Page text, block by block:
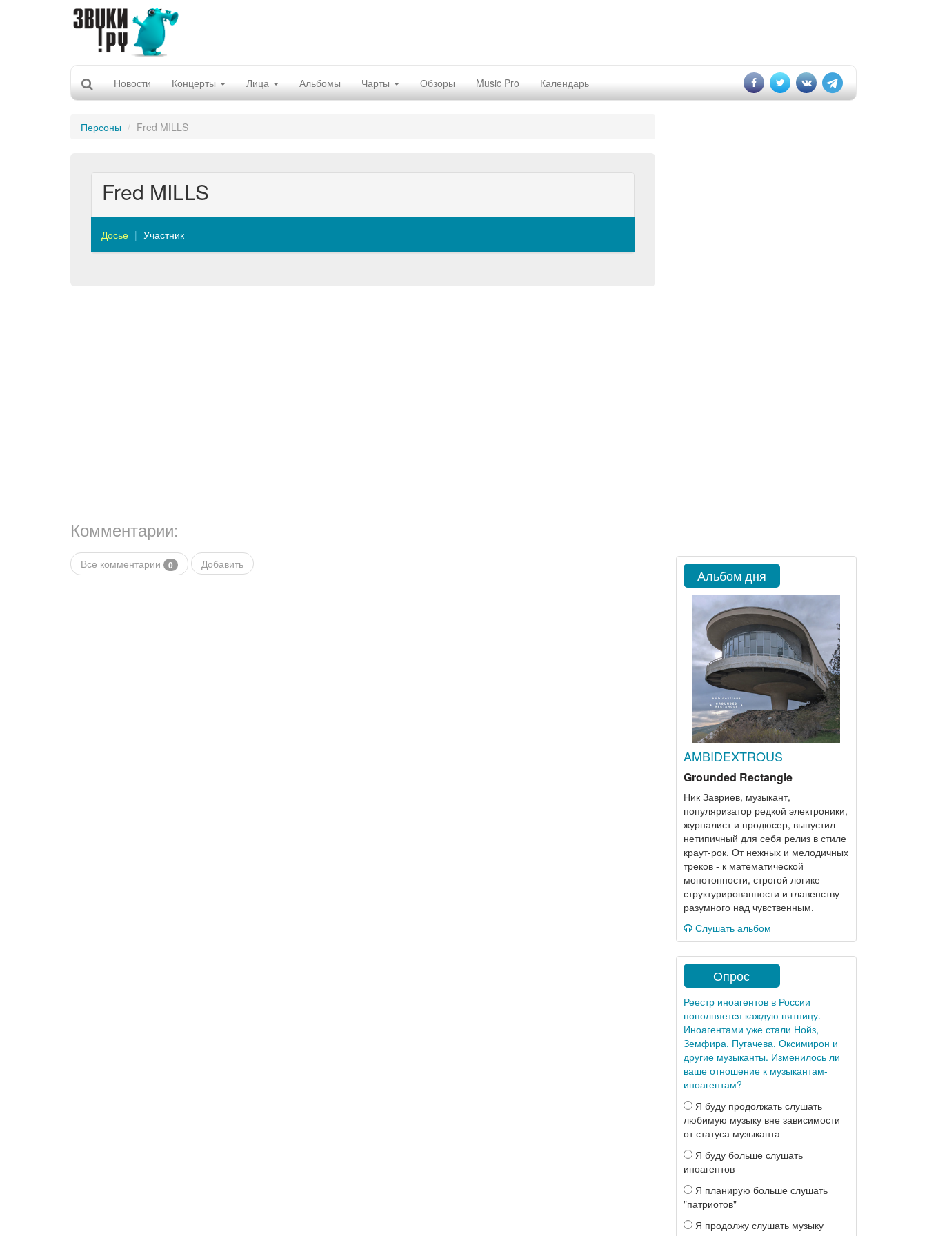
Новости Концерты Лица Альбомы Чарты Обзоры Music Pro Календарь
Персоны Fred MILLS
Fred MILLS
Досье Участник
Комментарии:
Все комментарии 0 Добавить
Альбом дня
AMBIDEXTROUS
Grounded Rectangle
Ник Завриев, музыкант,
популяризатор редкой электроники,
журналист и продюсер, выпустил
нетипичный для себя релиз в стиле
краут-рок. От нежных и мелодичных
треков - к математической
монотонности, строгой логике
структурированности и главенству
разумного над чувственным.
Слушать альбом
Опрос
Реестр иноагентов в России
пополняется каждую пятницу.
Иноагентами уже стали Нойз,
Земфира, Пугачева, Оксимирон и
другие музыканты. Изменилось ли
ваше отношение к музыкантам-
иноагентам?
Я буду продолжать слушать
любимую музыку вне зависимости
от статуса музыканта
Я буду больше слушать
иноагентов
Я планирую больше слушать
"патриотов"
Я продолжу слушать музыку